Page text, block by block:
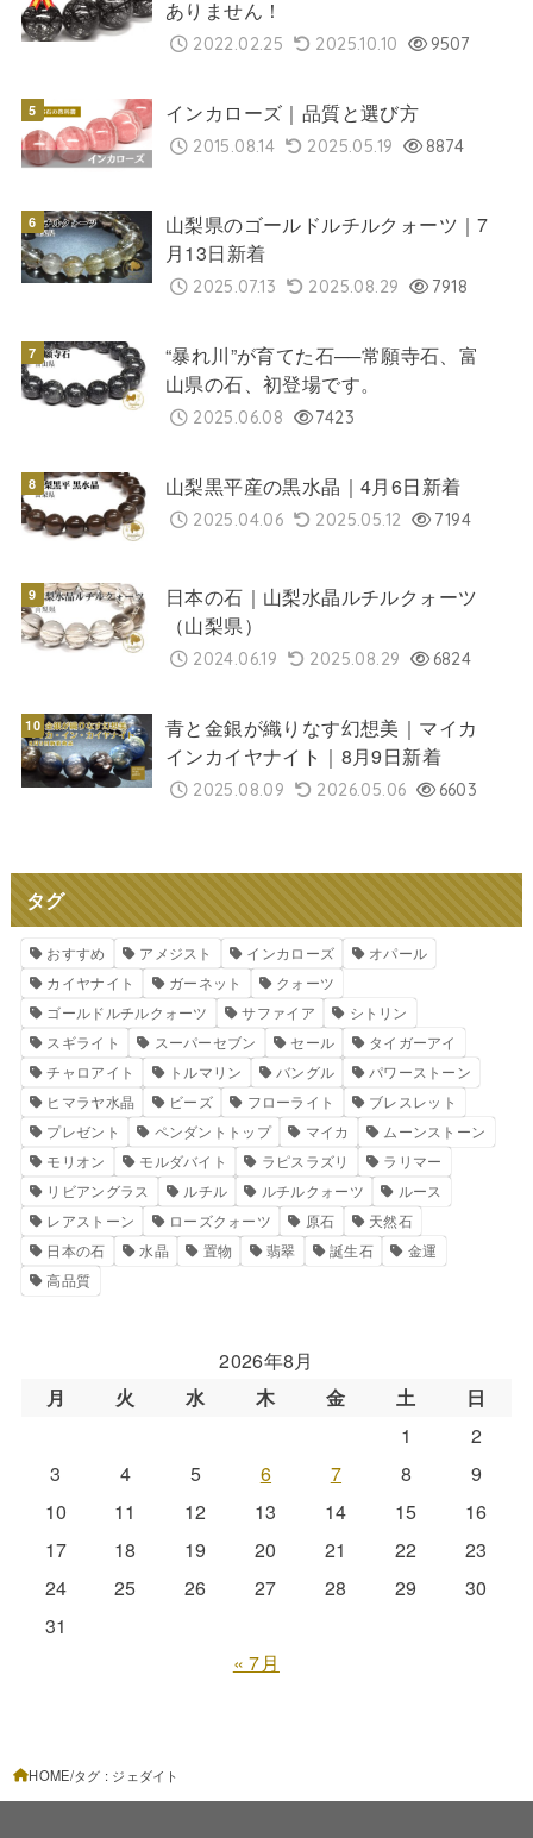
ありません！
2022.02.25 2025.10.10 9507
インカローズ｜品質と選び方
2015.08.14 2025.05.19 8874
山梨県のゴールドルチルクォーツ｜7
月13日新着
2025.07.13 2025.08.29 7918
“暴れ川”が育てた石──常願寺石、富
山県の石、初登場です。
2025.06.08 7423
山梨黒平産の黒水晶｜4月6日新着
2025.04.06 2025.05.12 7194
日本の石｜山梨水晶ルチルクォーツ
（山梨県）
2024.06.19 2025.08.29 6824
青と金銀が織りなす幻想美｜マイカ
インカイヤナイト｜8月9日新着
2025.08.09 2026.05.06 6603
タグ
おすすめ アメジスト インカローズ
オパール
カイヤナイト
ガーネット
クォーツ
ゴールドルチルクォーツ
サファイア
シトリン
スギライト
スーパーセブン セール
タイガーアイ
チャロアイト
トルマリン バングル
パワーストーン
ヒマラヤ水晶
ビーズ フローライト
ブレスレット
プレゼント
ペンダントトップ マイカ
ムーンストーン
モリオン
モルダバイト ラピスラズリ
ラリマー
リビアングラス
ルチル ルチルクォーツ
ルース
レアストーン
ローズクォーツ 原石
天然石
日本の石
水晶 置物 翡翠 誕生石
金運
高品質
2026年8月
月
火 水 木 金 土
日
1
2
3
4 5 6 7 8
9
10
11 12 13 14 15
16
17
18 19 20 21 22
23
24
25 26 27 28 29
30
31
« 7月
HOME タグ : ジェダイト